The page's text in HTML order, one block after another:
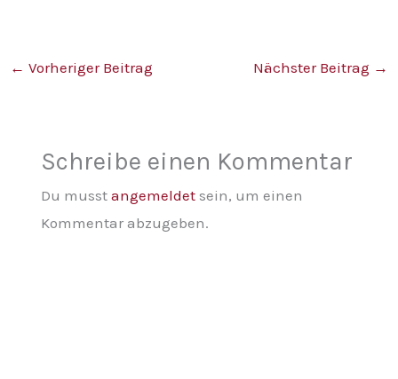
← Vorheriger Beitrag Nächster Beitrag →
Schreibe einen Kommentar
Du musst angemeldetsein, um einen
Kommentar abzugeben.